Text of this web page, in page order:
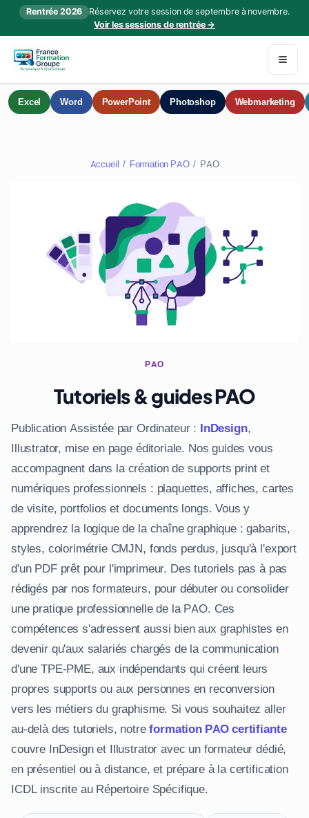
Rentrée 2026
Réservez votre session de septembre à novembre.
Voir les sessions de rentrée →
Excel Word PowerPoint Photoshop Webmarketing
Accueil / Formation PAO/ PAO
PAO
Tutoriels & guides PAO
Publication Assistée par Ordinateur : InDesign,
Illustrator, mise en page éditoriale. Nos guides vous
accompagnent dans la création de supports print et
numériques professionnels : plaquettes, affiches, cartes
de visite, portfolios et documents longs. Vous y
apprendrez la logique de la chaîne graphique : gabarits,
styles, colorimétrie CMJN, fonds perdus, jusqu'à l'export
d'un PDF prêt pour l'imprimeur. Des tutoriels pas à pas
rédigés par nos formateurs, pour débuter ou consolider
une pratique professionnelle de la PAO. Ces
compétences s'adressent aussi bien aux graphistes en
devenir qu'aux salariés chargés de la communication
d'une TPE-PME, aux indépendants qui créent leurs
propres supports ou aux personnes en reconversion
vers les métiers du graphisme. Si vous souhaitez aller
au-delà des tutoriels, notreformation PAO certifiante
couvre InDesign et Illustrator avec un formateur dédié,
en présentiel ou à distance, et prépare à la certification
ICDL inscrite au Répertoire Spécifique.